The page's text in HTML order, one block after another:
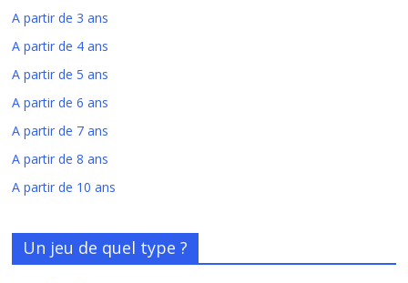
A partir de 3 ans
A partir de 4 ans
A partir de 5 ans
A partir de 6 ans
A partir de 7 ans
A partir de 8 ans
A partir de 10 ans
Un jeu de quel type ?